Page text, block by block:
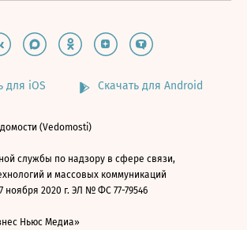
для iOS Скачать для Android
(Vedomosti)
службы по надзору в сфере связи,
и массовых коммуникаций
ноября 2020 г. ЭЛ № ФС 77-79546
Ньюс Медиа»